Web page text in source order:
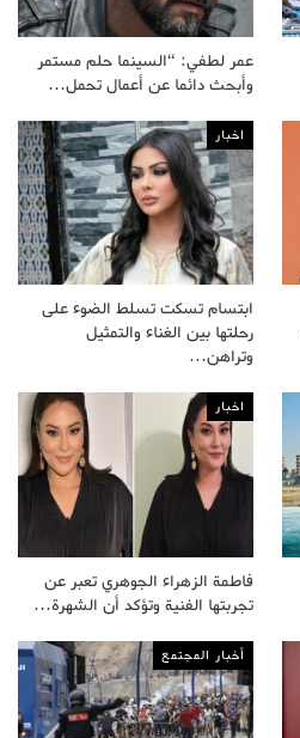
عمر لطفي: “السينما حلم مستمر
وأبحث دائما عن أعمال تحمل…
اخبار
ابتسام تسكت تسلط الضوء على
رحلتها بين الغناء والتمثيل
وتراهن…
اخبار
فاطمة الزهراء الجوهري تعبر عن
تجربتها الفنية وتؤكد أن الشهرة…
أخبار المجتمع